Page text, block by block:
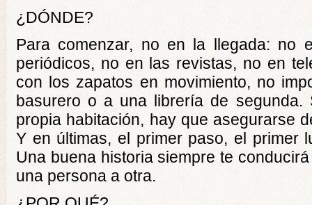
¿DÓNDE?
Para comenzar, no en la llegada: no
periódicos, no en las revistas, no en
con los zapatos en movimiento, no
basurero o a una librería de segunda.
propia habitación, hay que asegurarse
Y en últimas, el primer paso, el primer
Una buena historia siempre te
una persona a otra.